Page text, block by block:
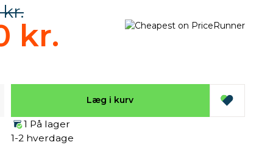
kr.
kr.
Læg i kurv
1 På lager
1-2 hverdage